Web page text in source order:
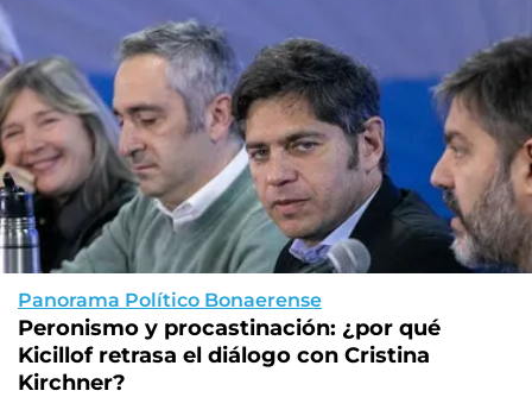
Panorama Político Bonaerense
Peronismo y procastinación: ¿por qué
Kicillof retrasa el diálogo con Cristina
Kirchner?